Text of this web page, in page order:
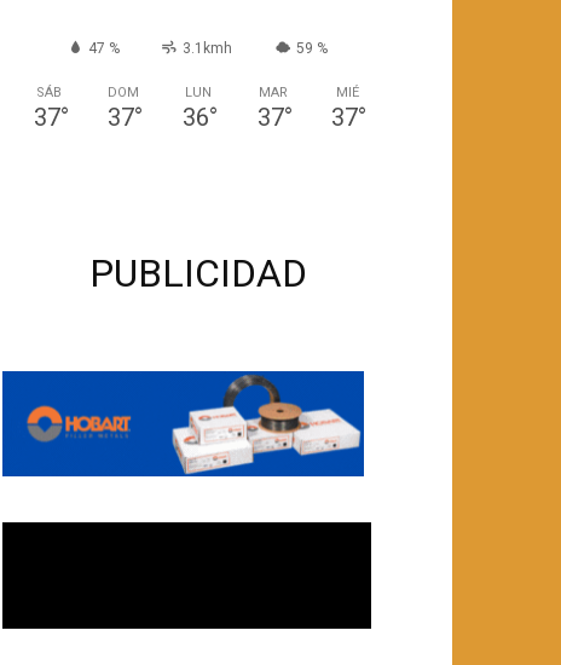
47 % 3.1kmh 59 %
SÁB
37°
DOM
37°
LUN
36°
MAR
37°
MIÉ
37°
PUBLICIDAD